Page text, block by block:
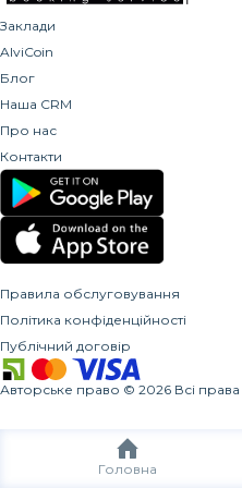
Головна
Заклади
AlviCoin
Блог
Наша CRM
Про нас
Контакти
Правила обслуговування
Політика конфіденційності
Публічний договір
Авторське право © 2026 Всі